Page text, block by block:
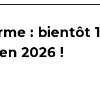
: bientôt
2026 !